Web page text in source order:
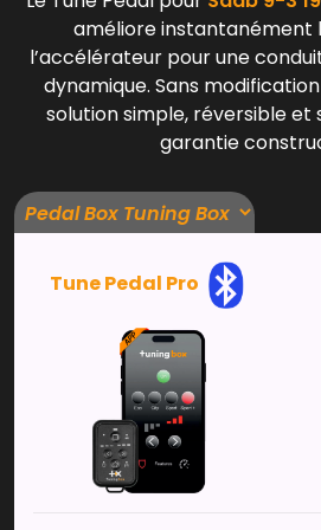
améliore instantanément
l’accélérateur pour une
dynamique. Sans
solution simple, réversible et
garantie
Tune Pedal Pro